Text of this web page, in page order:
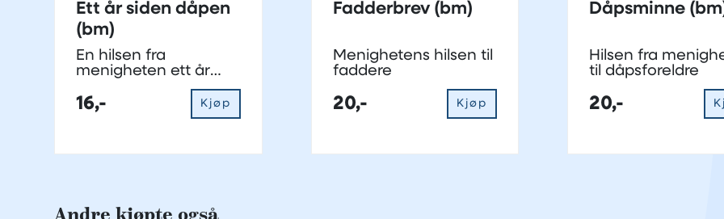
Ett år siden dåpen
(bm)
En hilsen fra
menigheten ett år
16,- Kjøp
Fadderbrev (bm)
Menighetens hilsen til
faddere
20,- Kjøp
Dåpsminne
Hilsen fra
til dåpsforeldre
20,-